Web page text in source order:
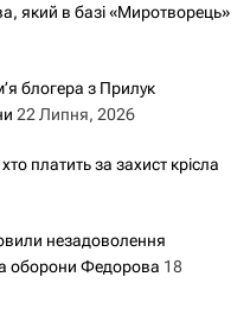
який в базі «Миротворець»
блогера з Прилук
22 Липня, 2026
платить за захист крісла
незадоволення
оборони Федорова 18